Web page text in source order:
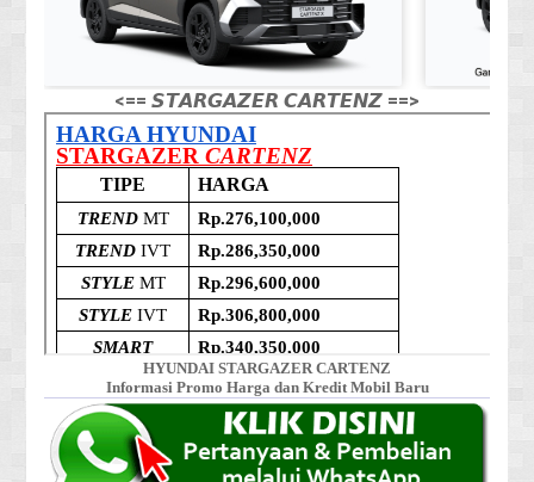
<== 𝙎𝙏𝘼𝙍𝙂𝘼𝙕𝙀𝙍 𝘾𝘼𝙍𝙏𝙀𝙉𝙕 ==>
HYUNDAI STARGAZER CARTENZ
Informasi Promo Harga dan Kredit Mobil Baru